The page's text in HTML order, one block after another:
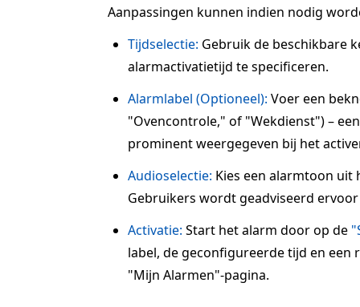
Aanpassingen kunnen indien nodig
Tijdselectie: Gebruik de beschikbare
alarmactivatietijd te specificeren.
Alarmlabel (Optioneel): Voer een
"Ovencontrole," of "Wekdienst") –
prominent weergegeven bij het
Audioselectie: Kies een alarmtoon uit
Gebruikers wordt geadviseerd
Activatie: Start het alarm door op de
label, de geconfigureerde tijd en
"Mijn Alarmen"-pagina.